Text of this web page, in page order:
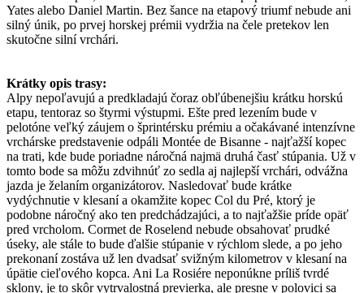
Yates alebo Daniel Martin. Bez šance na etapový triumf nebude ani
silný únik, po prvej horskej prémii vydržia na čele pretekov len
skutočne silní vrchári.
Krátky opis trasy:
Alpy nepoľavujú a predkladajú čoraz obľúbenejšiu krátku horskú
etapu, tentoraz so štyrmi výstupmi. Ešte pred lezením bude v
pelotóne veľký záujem o šprintérsku prémiu a očakávané intenzívne
vrchárske predstavenie odpáli Montée de Bisanne - najťažší kopec
na trati, kde bude poriadne náročná najmä druhá časť stúpania. Už v
tomto bode sa môžu zdvihnúť zo sedla aj najlepší vrchári, odvážna
jazda je želaním organizátorov. Nasledovať bude krátke
vydýchnutie v klesaní a okamžite kopec Col du Pré, ktorý je
podobne náročný ako ten predchádzajúci, a to najťažšie príde opäť
pred vrcholom. Cormet de Roselend nebude obsahovať prudké
úseky, ale stále to bude ďalšie stúpanie v rýchlom slede, a po jeho
prekonaní zostáva už len dvadsať svižným kilometrov v klesaní na
úpätie cieľového kopca. Ani La Rosiére neponúkne príliš tvrdé
sklony, je to skôr vytrvalostná previerka, ale presne v polovici sa